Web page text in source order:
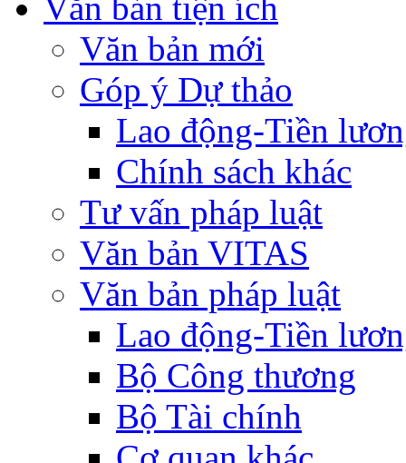
Văn bản mới
Góp ý Dự thảo
Lao động-Tiền
Chính sách khác
Tư vấn pháp luật
Văn bản VITAS
Văn bản pháp luật
Lao động-Tiền
Bộ Công thương
Bộ Tài chính